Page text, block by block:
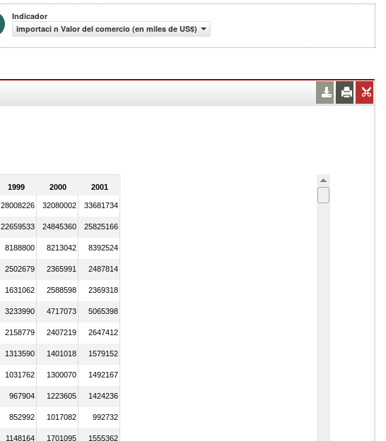
Indicador
importaci n Valor del comercio (en miles de US$)
1999 2000 2001
28008226 32080002 33681734
22659533 24845360 25825166
8188800 8213042 8392524
2502679 2365991 2487814
1631062 2588598 2369318
3233990 4717073 5065398
2158779 2407219 2647412
1313590 1401018 1579152
1031762 1300070 1492167
967904 1223605 1424236
852992 1017082 992732
1148164 1701095 1555362